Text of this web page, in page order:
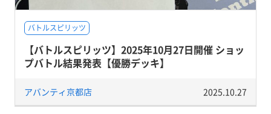
バトルスピリッツ
【バトルスピリッツ】2025年10月27日開催 ショッ
プバトル結果発表【優勝デッキ】
アバンティ京都店 2025.10.27